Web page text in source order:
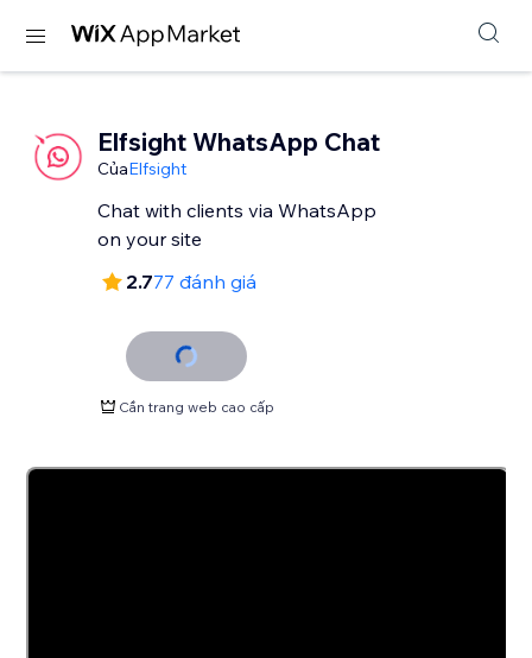
Elfsight WhatsApp Chat
CủaElfsight
Chat with clients via WhatsApp
2.777 đánh giá
Cần trang web cao cấp